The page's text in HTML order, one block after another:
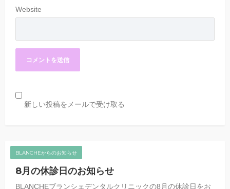
Website
新しい投稿をメールで受け取る
BLANCHEからのお知らせ
8月の休診日のお知らせ
BLANCHEブランシェデンタルクリニックの8月の休診日をお